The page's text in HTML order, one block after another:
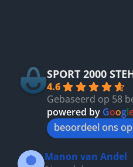
SPORT 2000
4.6
Gebaseerd op 58
powered by Googl
beoordeel ons op
Manon van Andel